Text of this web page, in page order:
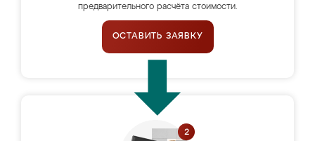
предварительного расчёта стоимости.
ОСТАВИТЬ ЗАЯВКУ